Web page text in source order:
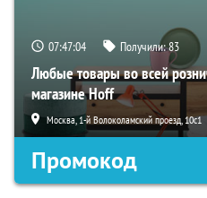
07:47:03 Получили:83
Любые товары во всей
магазине Hoff
Москва, 1-й Волоколамский проезд, 10с1
Промокод